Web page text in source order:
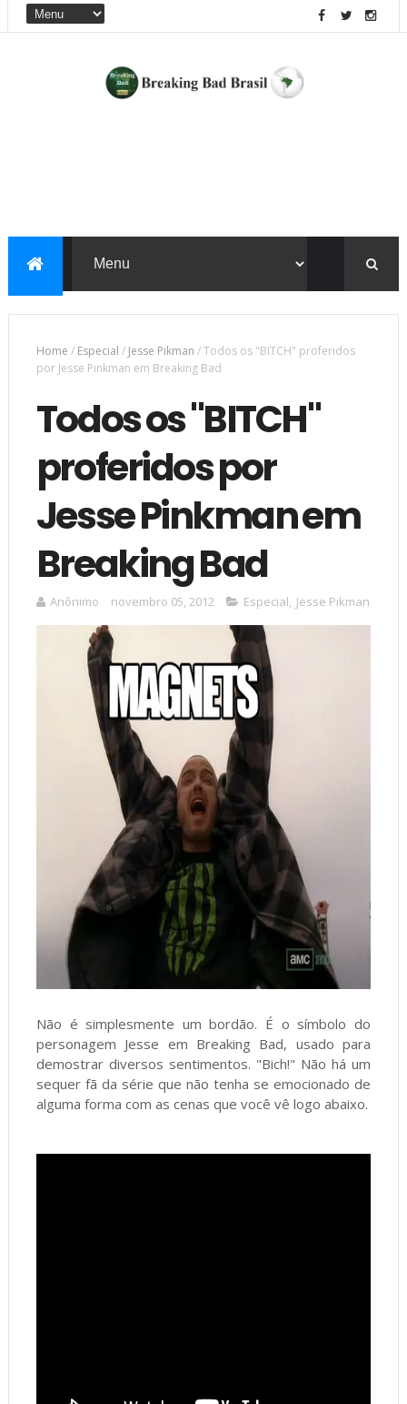
Home / Especial / Jesse Pikman /Todos os "BITCH" proferidos
por Jesse Pinkman em Breaking Bad
Todos os "BITCH"
proferidos por
Jesse Pinkman em
Breaking Bad
Anônimo novembro 05, 2012 Especial, Jesse Pikman
Não é simplesmente um bordão. É o símbolo do
personagem Jesse em Breaking Bad, usado para
demostrar diversos sentimentos. "Bich!" Não há um
sequer fã da série que não tenha se emocionado de
alguma forma com as cenas que você vê logo abaixo.